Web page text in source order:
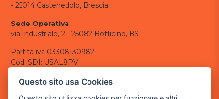
- 25014 Castenedolo, Brescia
Sede Operativa
via Industriale, 2 - 25082 Botticino, BS
Partita iva 03308130982
Cod. SDI: USAL8PV
CONTATTI
Questo sito usa Cookies